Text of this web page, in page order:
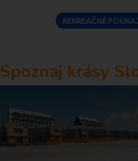
REKREAČNÉ
Spoznaj krásy